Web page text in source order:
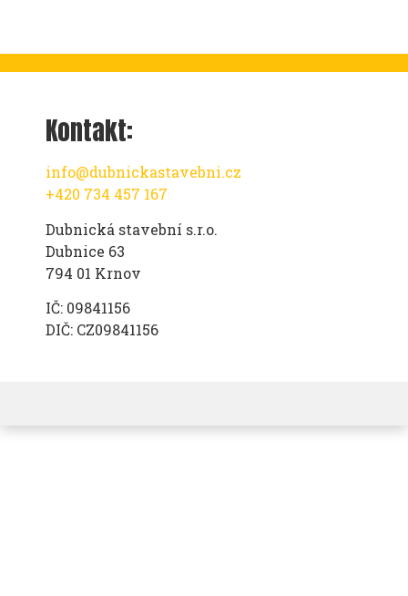
Kontakt:
info@dubnickastavebni.cz
+420 734 457 167
Dubnická stavební s.r.o.
Dubnice 63
794 01 Krnov
IČ: 09841156
DIČ: CZ09841156